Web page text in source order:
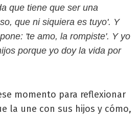
que tiene que ser una
que ni siquiera es tuyo'. Y
'te amo, la rompiste'. Y yo
porque yo doy la vida por
momento para reflexionar
la une con sus hijos y cómo,